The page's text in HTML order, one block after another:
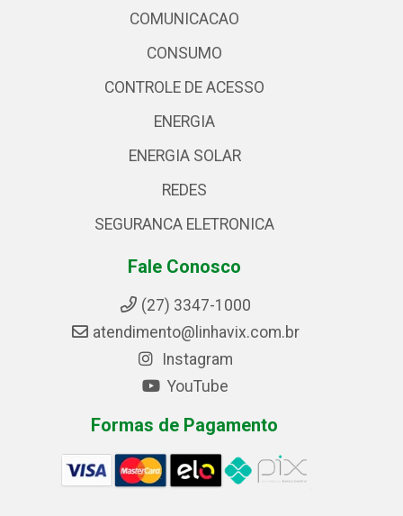
COMUNICACAO
CONSUMO
CONTROLE DE ACESSO
ENERGIA
ENERGIA SOLAR
REDES
SEGURANCA ELETRONICA
Fale Conosco
(27) 3347-1000
atendimento@linhavix.com.br
Instagram
YouTube
Formas de Pagamento